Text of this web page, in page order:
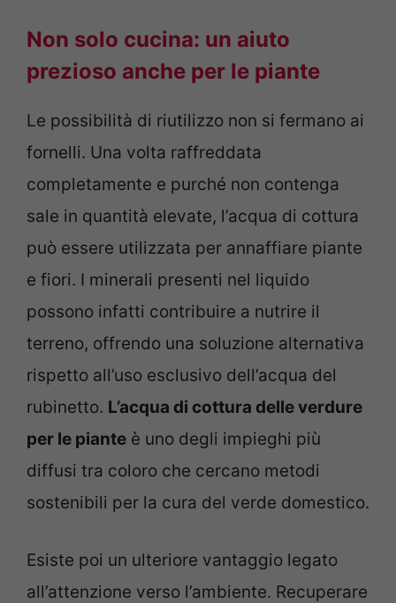
Non solo cucina: un aiuto
prezioso anche per le piante
Le possibilità di riutilizzo non si fermano ai
fornelli. Una volta raffreddata
completamente e purché non contenga
sale in quantità elevate, l’acqua di cottura
può essere utilizzata per annaffiare piante
e fiori. I minerali presenti nel liquido
possono infatti contribuire a nutrire il
terreno, offrendo una soluzione alternativa
rispetto all’uso esclusivo dell’acqua del
rubinetto. L’acqua di cottura delle verdure
per le piante è uno degli impieghi più
diffusi tra coloro che cercano metodi
sostenibili per la cura del verde domestico.
Esiste poi un ulteriore vantaggio legato
all’attenzione verso l’ambiente. Recuperare